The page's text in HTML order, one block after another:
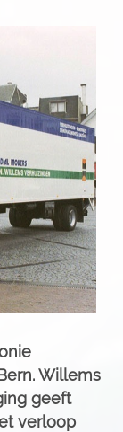
Willems
geeft
verloop